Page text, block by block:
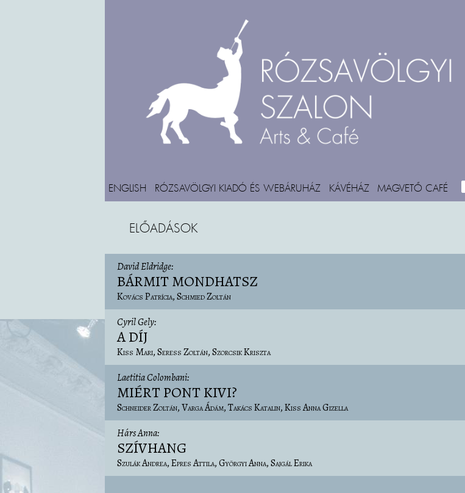
ENGLISH RÓZSAVÖLGYI KIADÓ ÉS WEBÁRUHÁZ KÁVÉHÁZ MAGVETŐ CAFÉ
ELŐADÁSOK
David Eldridge
BÁRMIT MONDHATSZ
Kovács Patrícia Schmied Zoltán
Cyril Gely
A DÍJ
Kiss Mari Seress Zoltán Szorcsik Kriszta
Laetitia Colombani
MIÉRT PONT KIVI?
Schneider Zoltán Varga Ádám Takács Katalin Kiss Anna Gizella
Hárs Anna
SZÍVHANG
Szulák Andrea Epres Attila Györgyi Anna Sajgál Erika